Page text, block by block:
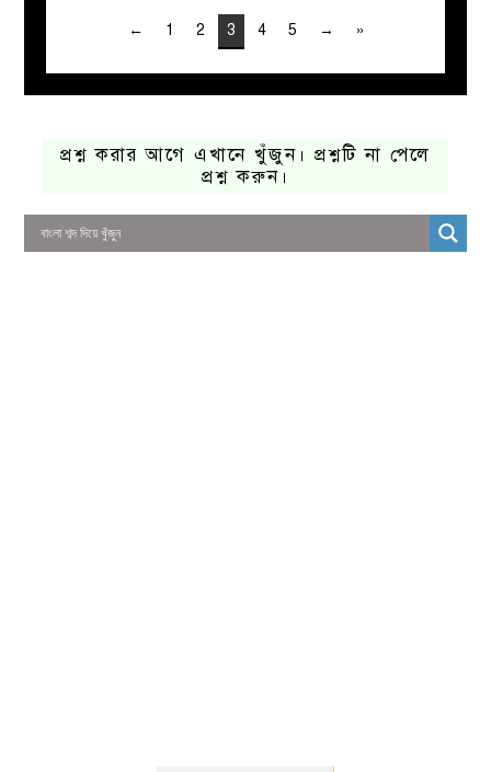
← 1 2 3 4 5 → »
প্রশ্ন করার আগে এখানে খুঁজুন। প্রশ্নটি না পেলে
প্রশ্ন করুন।